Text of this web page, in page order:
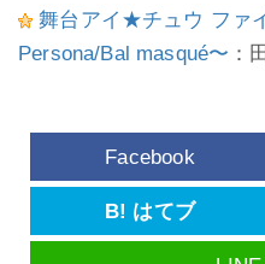
舞台アイ★チュウ ファ
Persona/Bal masqué〜 ：
Facebook
B! はてブ